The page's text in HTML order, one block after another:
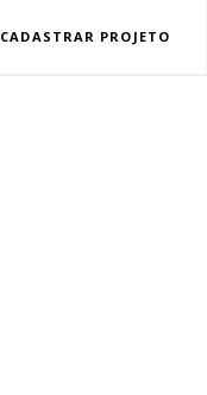
CADASTRAR PROJETO